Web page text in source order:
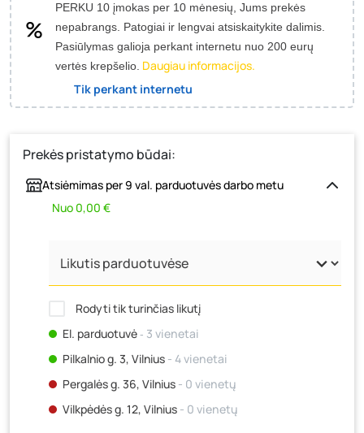
PERKU 10 įmokas per 10 mėnesių, Jums prekės
nepabrangs. Patogiai ir lengvai atsiskaitykite dalimis.
Pasiūlymas galioja perkant internetu nuo 200 eurų
vertės krepšelio. Daugiau informacijos.
Tik perkant internetu
Prekės pristatymo būdai:
Atsiėmimas per 9 val. parduotuvės darbo metu
Nuo 0,00 €
Rodyti tik turinčias likutį
El. parduotuvė‐ 3 vienetai
Pilkalnio g. 3, Vilnius - 4 vienetai
Pergalės g. 36, Vilnius - 0 vienetų
Vilkpėdės g. 12, Vilnius - 0 vienetų